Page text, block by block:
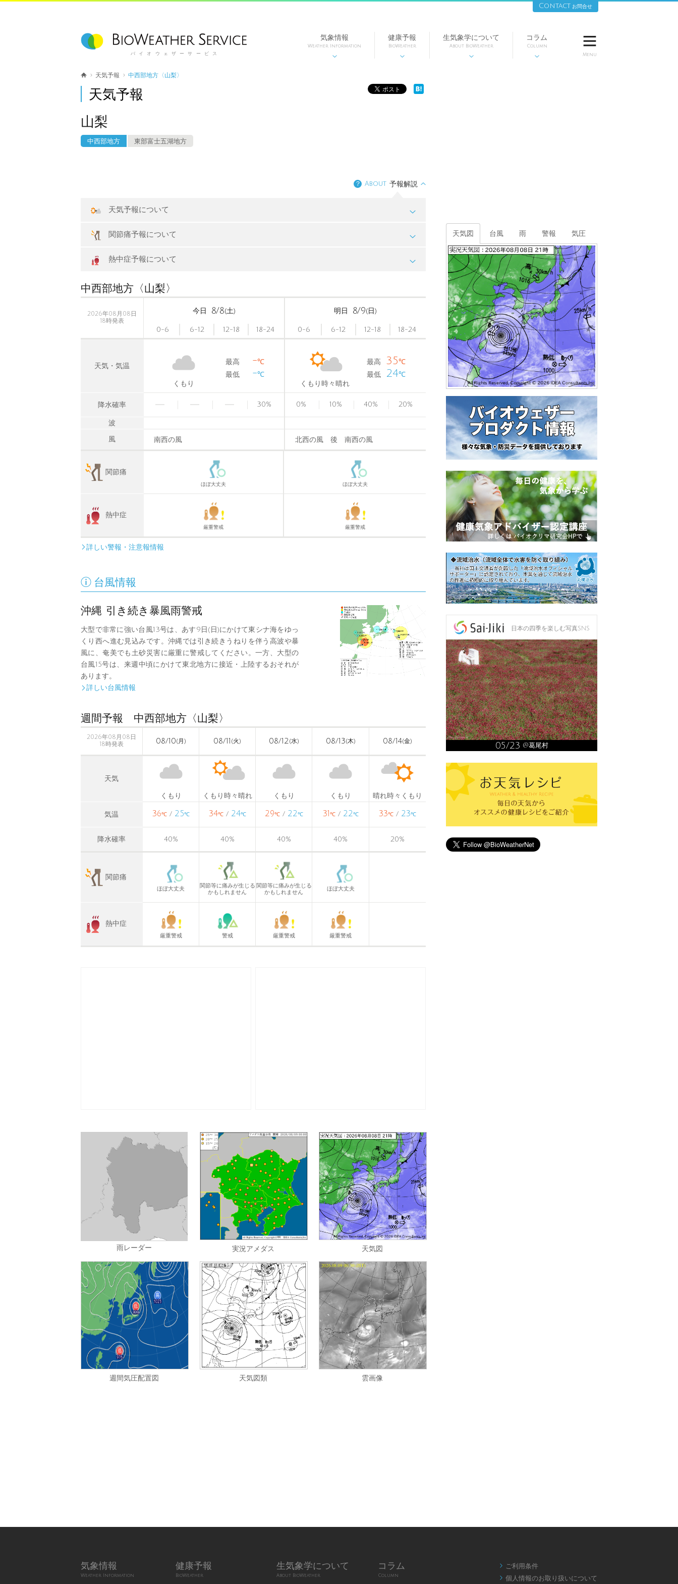
バイオウェザーサービス
気象情報
Weather Information

健康予報
BioWeather

生気象学について
About BioWeather

コラム
Column


Menu
天気予報 中西部地方〈山梨〉
天気予報
山梨
中西部地方 東部富士五湖地方
？ About 予報解説
天気予報について
関節痛予報について
熱中症予報について
中西部地方〈山梨〉
2026年08月08日
18時発表
今日 8/8(土)
0-6 6-12 12-18 18-24
明日 8/9(日)
0-6 6-12 12-18 18-24
天気・気温
くもり
最高 -℃
最低
-℃
くもり時々晴れ
最高 35℃
最低
24℃
降水確率 30% 0% 10% 40% 20%
波
風 南西の風 北西の風 後 南西の風
関節痛
ほぼ大丈夫 ほぼ大丈夫
熱中症
厳重警戒 厳重警戒
 詳しい警報・注意報情報
 台風情報
沖縄 引き続き暴風雨警戒
大型で非常に強い台風13号は、あす9日(日)にかけて東シナ海をゆっ
くり西へ進む見込みです。沖縄では引き続きうねりを伴う高波や暴
風に、奄美でも土砂災害に厳重に警戒してください。一方、大型の
台風15号は、来週中頃にかけて東北地方に接近・上陸するおそれが
あります。
 詳しい台風情報
週間予報 中西部地方〈山梨〉
2026年08月08日
18時発表
08/10(月) 08/11 (火) 08/12(水) 08/13(木) 08/14(金)
天気
くもり くもり時々晴れ くもり くもり 晴れ時々くもり
気温 36℃/ 25℃ 34℃/ 24℃ 29℃/ 22℃ 31 ℃/ 22℃ 33℃ / 23℃
降水確率 40% 40% 40% 40% 20%
関節痛
ほぼ大丈夫
関節等に痛みが生じる
かもしれません
関節等に痛みが生じる
かもしれません
ほぼ大丈夫
熱中症
厳重警戒 警戒 厳重警戒 厳重警戒
雨レーダー 実況アメダス 天気図
週間気圧配置図 天気図類 雲画像
天気図 台風 雨 警報 気圧
日本の四季を楽しむ写真SNS
05/23 @葛尾村
気象情報
Weather Information
健康予報
BioWeather
生気象学について
About BioWeather
コラム
Column
 ご利用条件
 個人情報のお取り扱いについて
Contact お問合せ